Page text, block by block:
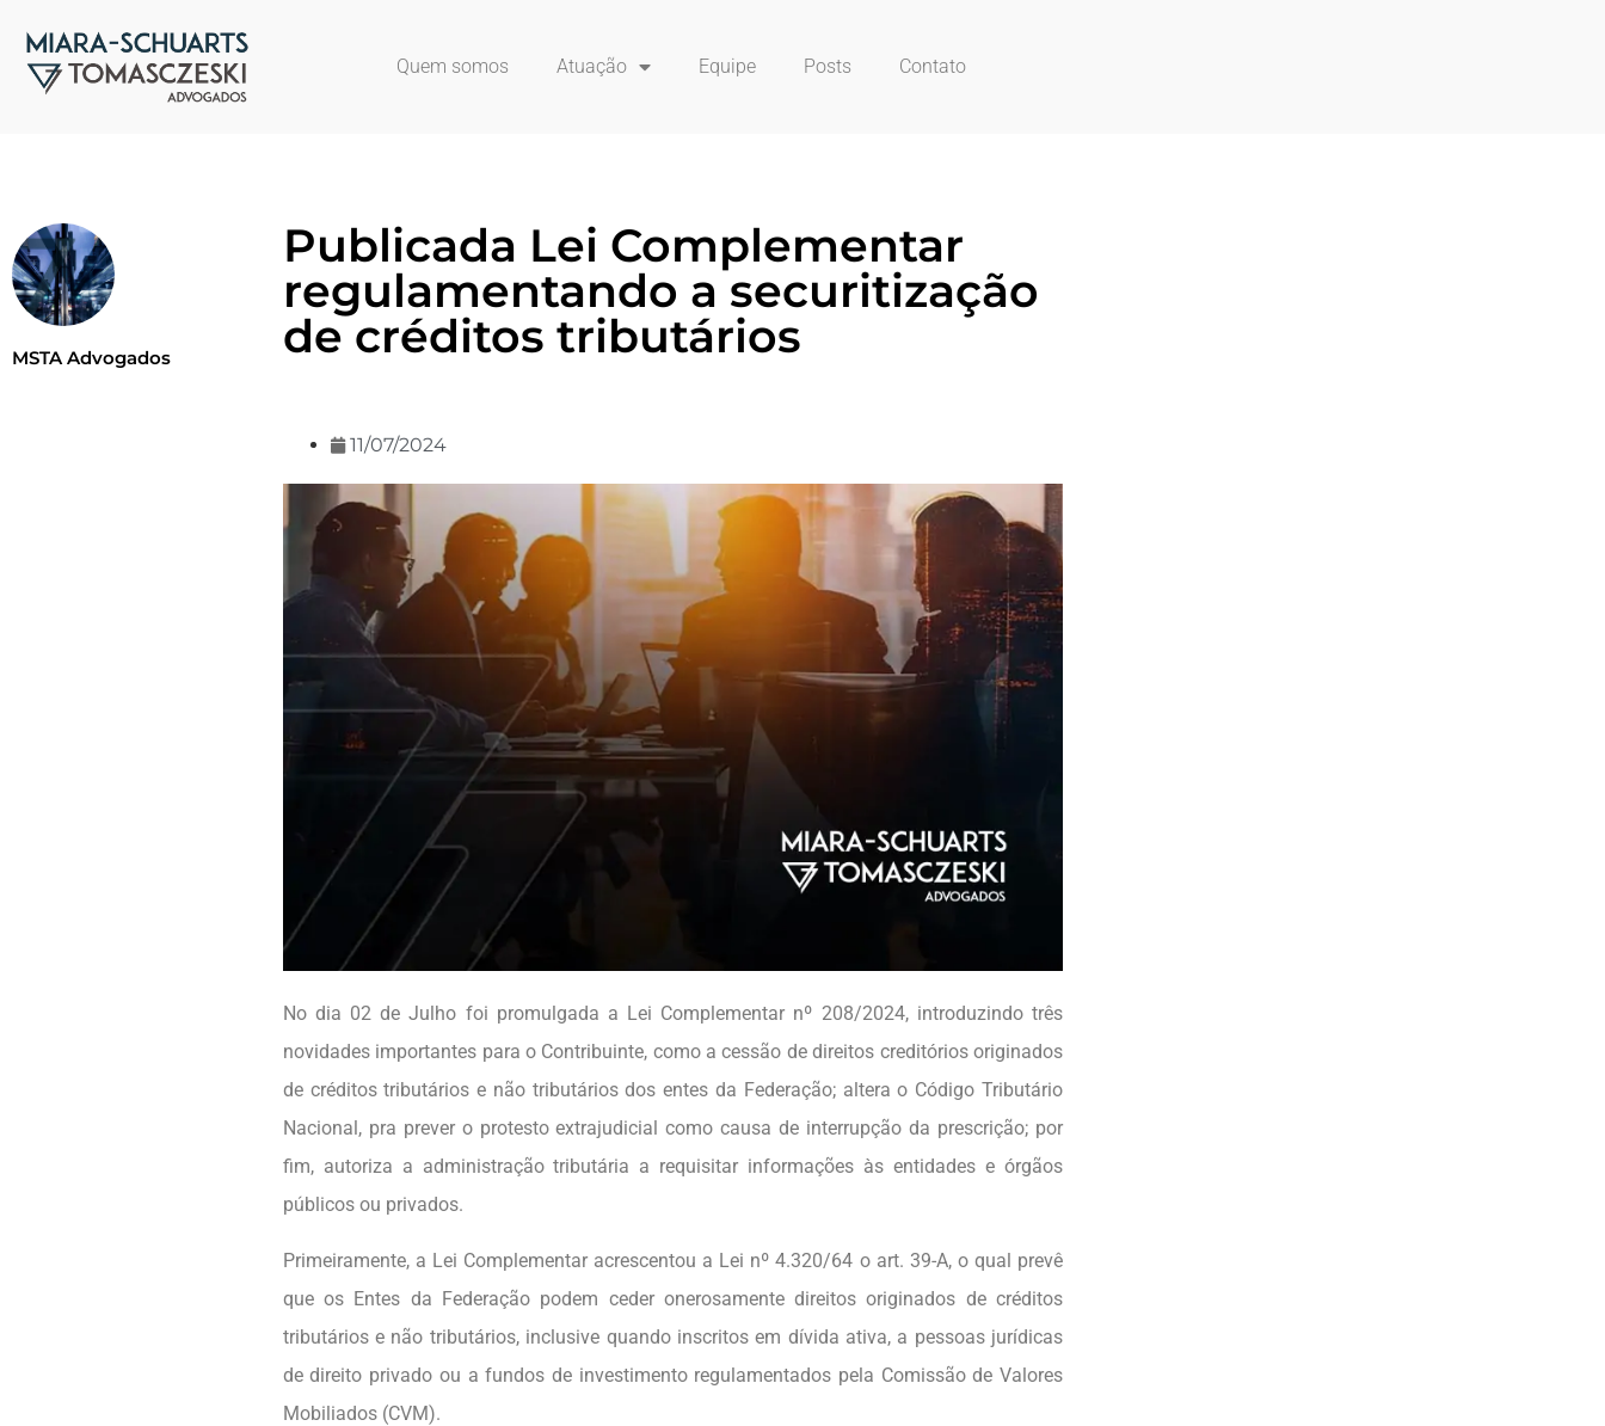
Quem somos Atuação Equipe Posts Contato
MSTA Advogados
Publicada Lei Complementar
regulamentando a securitização
de créditos tributários
11/07/2024
No dia 02 de Julho foi promulgada a Lei Complementar nº 208/2024, introduzindo três
novidades importantes para o Contribuinte, como a cessão de direitos creditórios originados
de créditos tributários e não tributários dos entes da Federação; altera o Código Tributário
Nacional, pra prever o protesto extrajudicial como causa de interrupção da prescrição; por
fim, autoriza a administração tributária a requisitar informações às entidades e órgãos
públicos ou privados.
Primeiramente, a Lei Complementar acrescentou a Lei nº 4.320/64 o art. 39-A, o qual prevê
que os Entes da Federação podem ceder onerosamente direitos originados de créditos
tributários e não tributários, inclusive quando inscritos em dívida ativa, a pessoas jurídicas
de direito privado ou a fundos de investimento regulamentados pela Comissão de Valores
Mobiliados (CVM).